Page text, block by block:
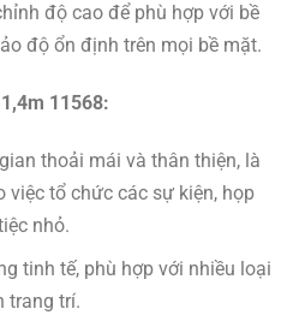
độ cao để phù hợp với bề
độ ổn định trên mọi bề mặt.
11568:
thoải mái và thân thiện, là
việc tổ chức các sự kiện, họp
nhỏ.
tinh tế, phù hợp với nhiều loại
trang trí.